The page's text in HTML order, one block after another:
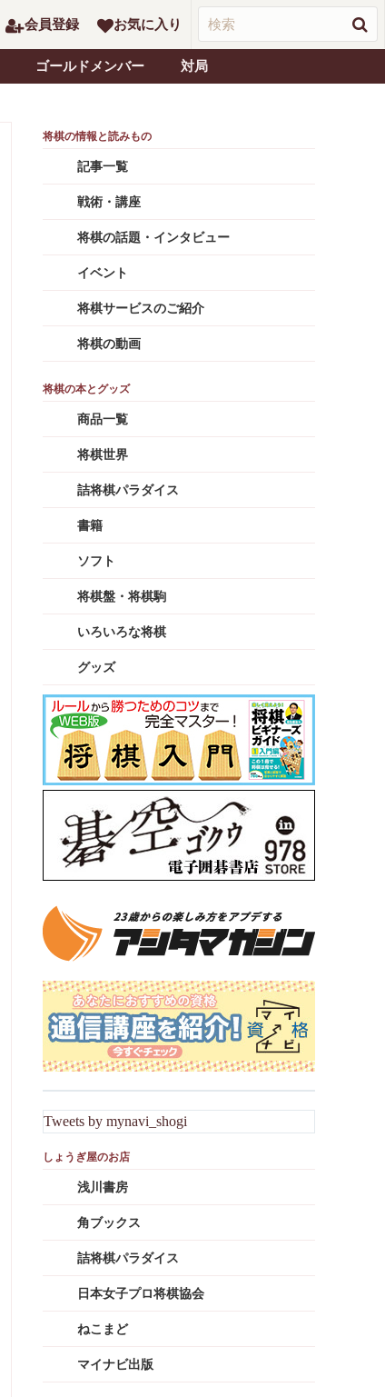
会員登録 お気に入り
ゴールドメンバー 対局
記事一覧
戦術・講座
将棋の話題・インタビュー
イベント
将棋サービスのご紹介
将棋の動画
商品一覧
将棋世界
詰将棋パラダイス
書籍
ソフト
将棋盤・将棋駒
いろいろな将棋
グッズ
Tweets by mynavi_shogi
浅川書房
角ブックス
詰将棋パラダイス
日本女子プロ将棋協会
ねこまど
マイナビ出版